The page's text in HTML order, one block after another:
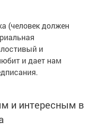
(человек должен
и
и дает нам
и интересным в